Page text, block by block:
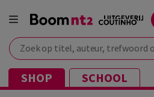
Zoek op titel, auteur, trefwoord of
SHOP SCHOOL